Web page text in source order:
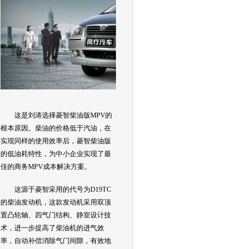
这是刘涛选择菱智柴油版MPV的
根本原因。柴油的价格低于汽油 ，在
实现同样的使用效率后， 菱智柴油版
的低油耗特性，为中小企业实现了最
佳的商务MPV成本解决方案。
这源于菱智采用的代号为D19TC
的柴油发动机 ，这款发动机采用双顶
置凸轮轴、四气门结构、静室设计技
术，进一步提高了柴油机的进气效
率，自动补偿消除气门间隙，有效地